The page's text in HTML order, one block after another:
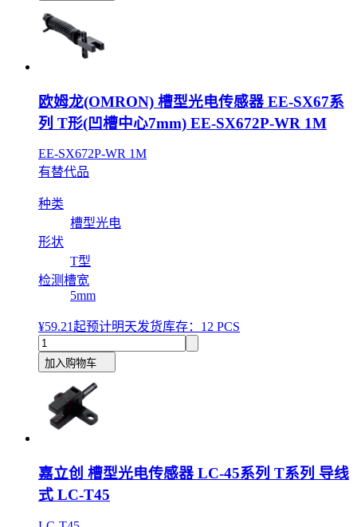
欧姆龙(OMRON) 槽型光电传感器 EE-SX67系
列 T形(凹槽中心7mm) EE-SX672P-WR 1M
EE-SX672P-WR 1M
有替代品
种类
槽型光电
形状
T型
检测槽宽
5mm
¥59.21起预计明天发货库存：12 PCS
加入购物车
嘉立创 槽型光电传感器 LC-45系列 T系列 导线
式 LC-T45